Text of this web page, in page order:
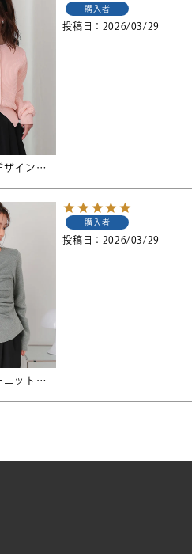
ミニシルバー釦デザインニットカーディガン
購入者
投稿日 2026/03/29
フロントギャザーニットトップス
購入者
投稿日 2026/03/29